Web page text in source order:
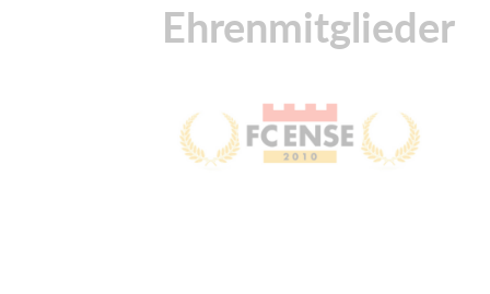
Ehrenmitglieder